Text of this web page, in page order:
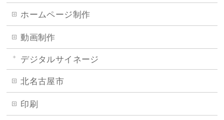
ホームページ制作
動画制作
デジタルサイネージ
北名古屋市
印刷